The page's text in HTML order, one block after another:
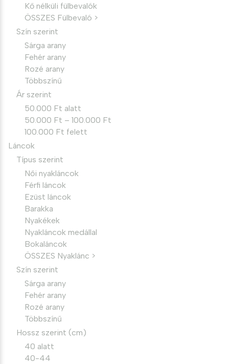
Kő nélküli fülbevalók
ÖSSZES Fülbevaló >
Szín szerint
Sárga arany
Fehér arany
Rozé arany
Többszínű
Ár szerint
50.000 Ft alatt
50.000 Ft – 100.000 Ft
100.000 Ft felett
Láncok
Típus szerint
Női nyakláncok
Férfi láncok
Ezüst láncok
Barakka
Nyakékek
Nyakláncok medállal
Bokaláncok
ÖSSZES Nyaklánc >
Szín szerint
Sárga arany
Fehér arany
Rozé arany
Többszínű
Hossz szerint (cm)
40 alatt
40-44